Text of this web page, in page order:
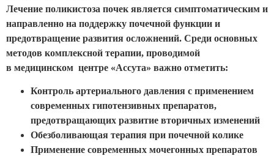
Лечение поликистоза почек является симптоматическим и
направленно на поддержку почечной функции и
предотвращение развития осложнений. Среди основных
методов комплексной терапии, проводимой
в медицинском центре «Ассута» важно отметить:
Контроль артериального давления с применением
современных гипотензивных препаратов,
предотвращающих развитие вторичных изменений
Обезболивающая терапия при почечной колике
Применение современных мочегонных препаратов